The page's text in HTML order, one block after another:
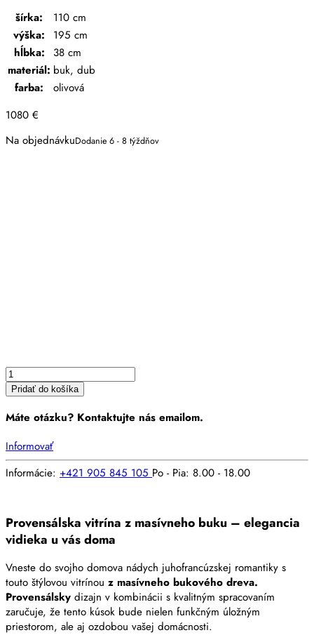
šírka:
110 cm
výška:
195 cm
hĺbka:
38 cm
materiál: buk, dub
farba:
olivová
1080 €
Na objednávkuDodanie 6 - 8 týždňov
Pridať do košíka
Máte otázku? Kontaktujte nás emailom.
Informovať
Informácie: +421 905 845 105 Po - Pia: 8.00 - 18.00
Provensálska vitrína z masívneho buku – elegancia
vidieka u vás doma
Vneste do svojho domova nádych juhofrancúzskej romantiky s
touto štýlovou vitrínou z masívneho bukového dreva.
Provensálsky dizajn v kombinácii s kvalitným spracovaním
zaručuje, že tento kúsok bude nielen funkčným úložným
priestorom, ale aj ozdobou vašej domácnosti.